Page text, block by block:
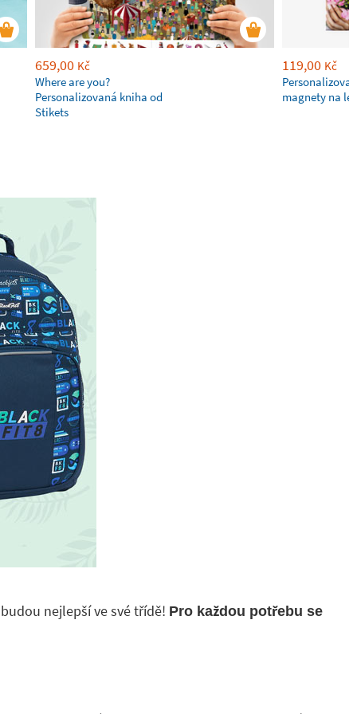
659,00 Kč
Where are you?
Personalizovaná kniha od
Stikets
119,00 Kč
magnety na
nejlepší ve své třídě! Pro každou potřebu se